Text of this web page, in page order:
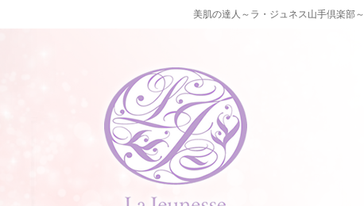
美肌の達人～ラ・ジュネス山手倶楽部～